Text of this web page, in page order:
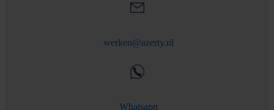
werken@azerty.nl
Whatsapp